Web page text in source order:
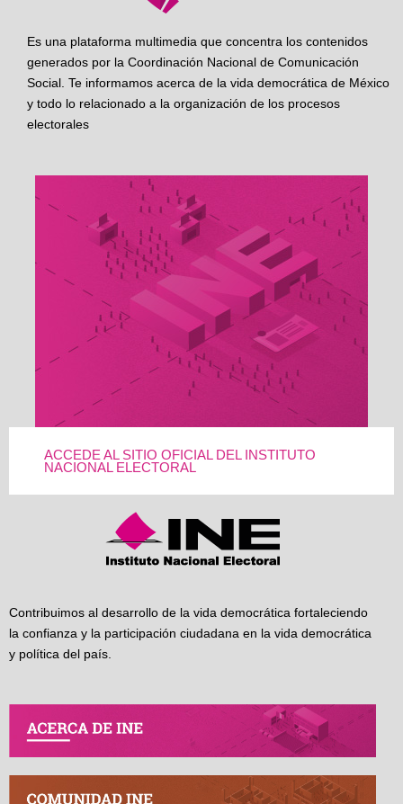
Es una plataforma multimedia que concentra los contenidos
generados por la Coordinación Nacional de Comunicación
Social. Te informamos acerca de la vida democrática de México
y todo lo relacionado a la organización de los procesos
electorales
ACCEDE AL SITIO OFICIAL DEL INSTITUTO
NACIONAL ELECTORAL
Contribuimos al desarrollo de la vida democrática fortaleciendo
la confianza y la participación ciudadana en la vida democrática
y política del país.